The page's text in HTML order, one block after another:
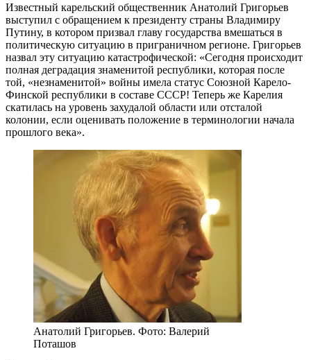
Известный карельский общественник Анатолий Григорьев
выступил с обращением к президенту страны Владимиру
Путину, в котором призвал главу государства вмешаться в
политическую ситуацию в приграничном регионе. Григорьев
назвал эту ситуацию катастрофической: «Сегодня происходит
полная деградация знаменитой республики, которая после
той, «незнаменитой» войны имела статус Союзной Карело-
Финской республики в составе СССР! Теперь же Карелия
скатилась на уровень захудалой области или отсталой
колонии, если оценивать положение в терминологии начала
прошлого века».
Анатолий Григорьев. Фото: Валерий
Поташов